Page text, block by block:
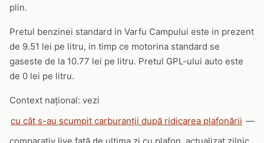
plin.
Pretul benzinei standard in Varfu Campului este in prezent
de 9.51 lei pe litru, in timp ce motorina standard se
gaseste de la 10.77 lei pe litru. Pretul GPL-ului auto este
de 0 lei pe litru.
Context național: vezi
cu cât s-au scumpit carburanții după ridicarea plafonării —